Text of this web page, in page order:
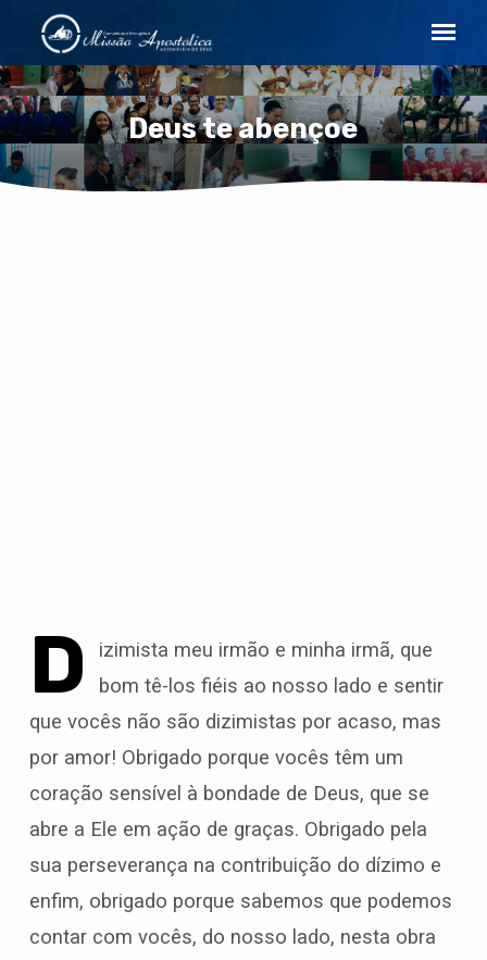
Deus te abençoe
Deus
te
abençoe
D
izimista meu irmão e minha irmã, que
bom tê-los fiéis ao nosso lado e sentir
que vocês não são dizimistas por acaso, mas
por amor! Obrigado porque vocês têm um
coração sensível à bondade de Deus, que se
abre a Ele em ação de graças. Obrigado pela
sua perseverança na contribuição do dízimo e
enfim, obrigado porque sabemos que podemos
contar com vocês, do nosso lado, nesta obra